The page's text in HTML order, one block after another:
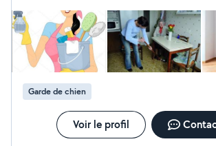
plusieurs fois qu’on lui dit non , insistante. Je ne recommande
pas forcément cette personne
Garde de chien
Voir le profil